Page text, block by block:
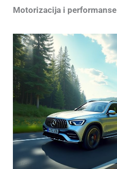
Motorizacija i performanse